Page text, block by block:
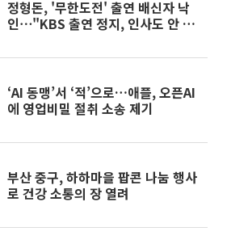
정형돈, '무한도전' 출연 배신자 낙
인⋯"KBS 출연 정지, 인사도 안 받
‘AI 동맹’서 ‘적’으로…애플, 오픈AI
에 영업비밀 절취 소송 제기
부산 중구, 하하마을 팝콘 나눔 행사
로 건강 소통의 장 열려